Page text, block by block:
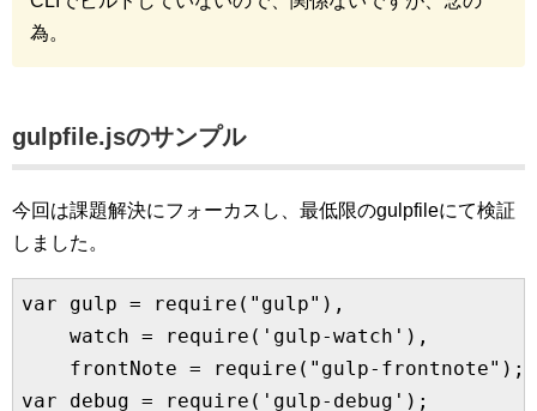
為。
gulpfile.jsのサンプル
今回は課題解決にフォーカスし、最低限のgulpfileにて検証
しました。
var gulp = require("gulp"),
    watch = require('gulp-watch'),
    frontNote = require("gulp-frontnote");
var debug = require('gulp-debug');